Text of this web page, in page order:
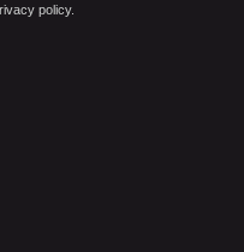
policy.